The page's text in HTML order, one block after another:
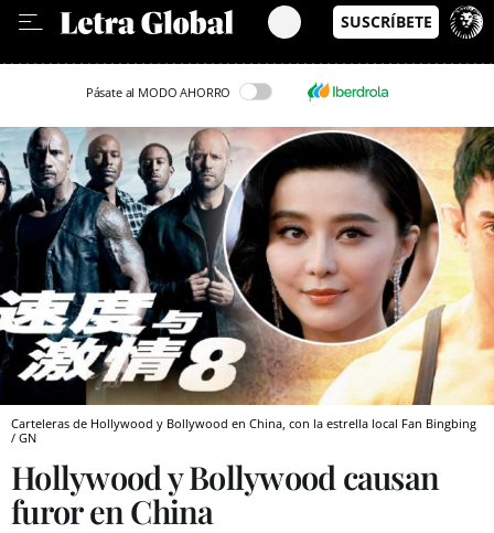
Pásate al MODO AHORRO
Carteleras de Hollywood y Bollywood en China, con la estrella local Fan Bingbing
/ GN
Hollywood y Bollywood causan
furor en China